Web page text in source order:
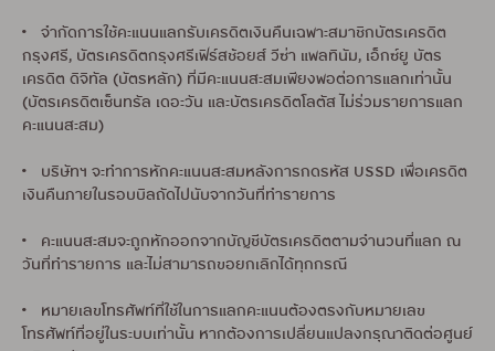
• จำกัดการใช้คะแนนแลกรับเครดิตเงินคืนเฉพาะสมาชิกบัตรเครดิต
กรุงศรี, บัตรเครดิตกรุงศรีเฟิร์สช้อยส์ วีซ่า แพลทินัม, เอ็กซ์ยู บัตร
เครดิต ดิจิทัล (บัตรหลัก) ที่มีคะแนนสะสมเพียงพอต่อการแลกเท่านั้น
(บัตรเครดิตเซ็นทรัล เดอะวัน และบัตรเครดิตโลตัส ไม่ร่วมรายการแลก
คะแนนสะสม)
• บริษัทฯ จะทำการหักคะแนนสะสมหลังการกดรหัส USSD เพื่อเครดิต
เงินคืนภายในรอบบิลถัดไปนับจากวันที่ทำรายการ
• คะแนนสะสมจะถูกหักออกจากบัญชีบัตรเครดิตตามจำนวนที่แลก ณ
วันที่ทำรายการ และไม่สามารถขอยกเลิกได้ทุกกรณี
• หมายเลขโทรศัพท์ที่ใช้ในการแลกคะแนนต้องตรงกับหมายเลข
โทรศัพท์ที่อยู่ในระบบเท่านั้น หากต้องการเปลี่ยนแปลงกรุณาติดต่อศูนย์